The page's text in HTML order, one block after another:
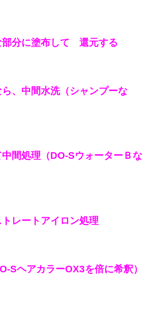
分に塗布して 還元する
、中間水洗（シャンプーな
間処理（DO-SウォーターＢな
レートアイロン処理
SヘアカラーOX3を倍に希釈）